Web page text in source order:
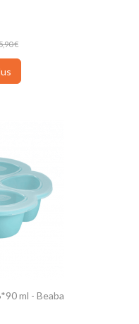
€
ml - Beaba